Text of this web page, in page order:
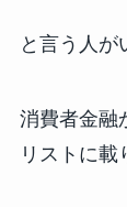
と言う人が
消費者金融
リストに載